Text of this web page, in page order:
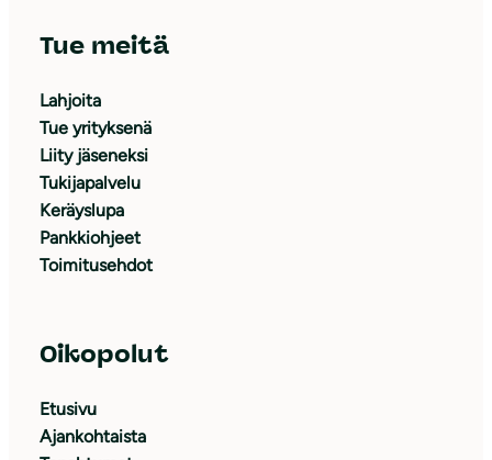
Tue meitä
Lahjoita
Tue yrityksenä
Liity jäseneksi
Tukijapalvelu
Keräyslupa
Pankkiohjeet
Toimitusehdot
Oikopolut
Etusivu
Ajankohtaista